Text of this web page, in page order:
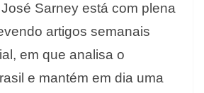
Sarney está com plena
artigos semanais
em que analisa o
e mantém em dia uma